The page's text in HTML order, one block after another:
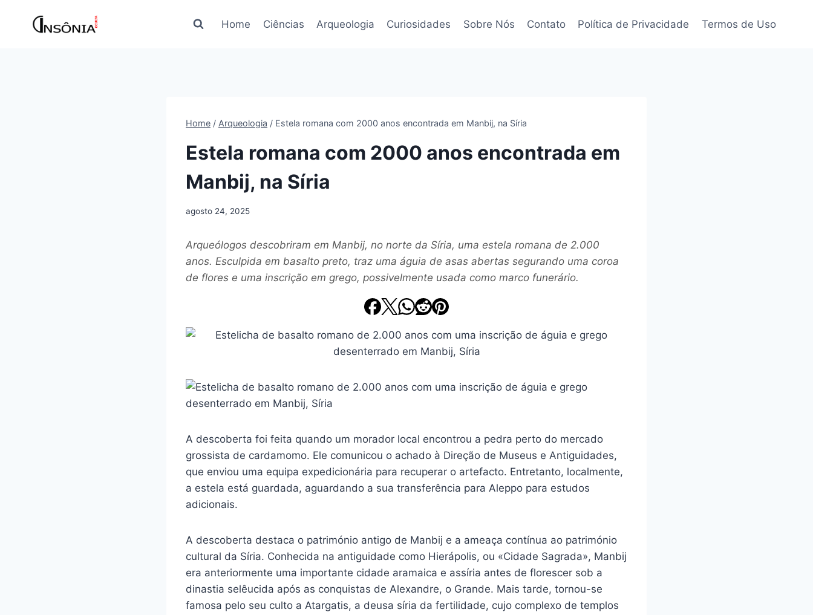
Home Ciências Arqueologia Curiosidades Sobre Nós Contato Política de Privacidade Termos de Uso
Home / Arqueologia / Estela romana com 2000 anos encontrada em Manbij, na Síria
Estela romana com 2000 anos encontrada em
Manbij, na Síria
agosto 24, 2025
Arqueólogos descobriram em Manbij, no norte da Síria, uma estela romana de 2.000
anos. Esculpida em basalto preto, traz uma águia de asas abertas segurando uma coroa
de flores e uma inscrição em grego, possivelmente usada como marco funerário.
A descoberta foi feita quando um morador local encontrou a pedra perto do mercado
grossista de cardamomo. Ele comunicou o achado à Direção de Museus e Antiguidades,
que enviou uma equipa expedicionária para recuperar o artefacto. Entretanto, localmente,
a estela está guardada, aguardando a sua transferência para Aleppo para estudos
adicionais.
A descoberta destaca o património antigo de Manbij e a ameaça contínua ao património
cultural da Síria. Conhecida na antiguidade como Hierápolis, ou «Cidade Sagrada», Manbij
era anteriormente uma importante cidade aramaica e assíria antes de florescer sob a
dinastia selêucida após as conquistas de Alexandre, o Grande. Mais tarde, tornou-se
famosa pelo seu culto a Atargatis, a deusa síria da fertilidade, cujo complexo de templos